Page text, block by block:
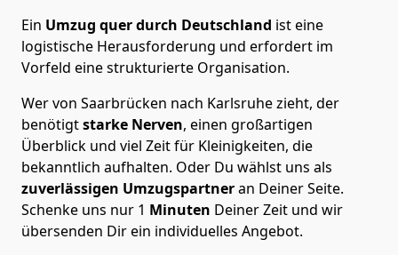
Ein Umzug quer durch Deutschland ist eine
logistische Herausforderung und erfordert im
Vorfeld eine strukturierte Organisation.
Wer von Saarbrücken nach Karlsruhe zieht, der
benötigtstarke Nerven, einen großartigen
Überblick und viel Zeit für Kleinigkeiten, die
bekanntlich aufhalten. Oder Du wählst uns als
zuverlässigen Umzugspartneran Deiner Seite.
Schenke uns nur 1 Minuten Deiner Zeit und wir
übersenden Dir ein individuelles Angebot.